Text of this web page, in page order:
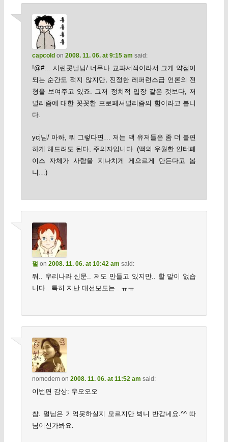
capcold on 2008. 11. 06. at 9:15 am said:
!@#… 시린콧날님/ 너무나 교과서적이라서 그게 약점이
되는 순간도 적지 않지만, 진정한 레퍼런스급 언론의 전
형을 보여주고 있죠. 그저 정치적 입장 같은 것보다, 저
널리즘에 대한 꼿꼿한 프로페셔널리즘의 힘이라고 봅니
다.
ycj님/ 아하, 뭐 그렇다면… 저는 맥 유저들은 좀 더 불편
하게 해드려도 된다, 주의자입니다. (맥의 우월한 인터페
이스 자체가 사람을 지나치게 게으르게 만든다고 봅
니…)
펄 on 2008. 11. 06. at 10:42 am said:
뭐.. 우리나라 신문.. 저도 만들고 있지만.. 할 말이 없습
니다.. 특히 지난 대선보도는.. ㅠㅠ
nomodemon 2008. 11. 06. at 11:52 am said:
이번편 감상: 우오오오
참. 펄님은 기억못하실지 모르지만 뵈니 반갑네요.^^ 따
님이신가봐요.